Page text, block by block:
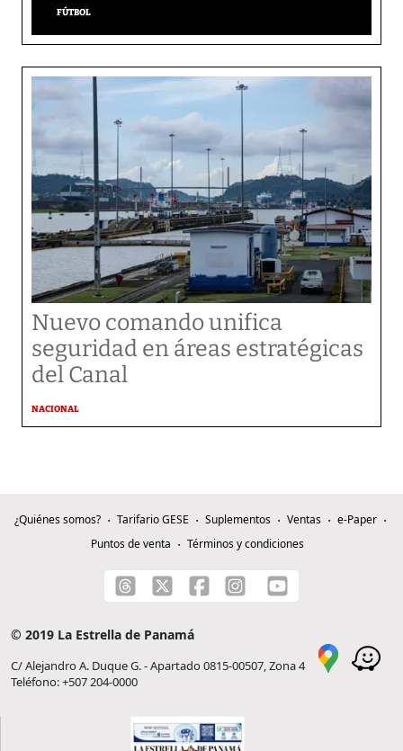
FÚTBOL
Nuevo comando unifica
seguridad en áreas estratégicas
del Canal
NACIONAL
¿Quiénes somos? Tarifario GESE Suplementos Ventas
e-Paper
Puntos de venta
Términos y condiciones
© 2019 La Estrella de Panamá
C/ Alejandro A. Duque G. - Apartado 0815-00507, Zona 4
Teléfono: +507 204-0000